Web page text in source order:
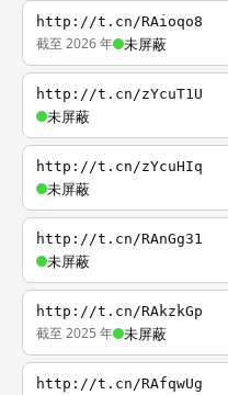
http://t.cn/RAioqo8
截至 2026 年 未屏蔽
http://t.cn/zYcuT1U
未屏蔽
http://t.cn/zYcuHIq
未屏蔽
http://t.cn/RAnGg31
未屏蔽
http://t.cn/RAkzkGp
截至 2025 年 未屏蔽
http://t.cn/RAfqwUg